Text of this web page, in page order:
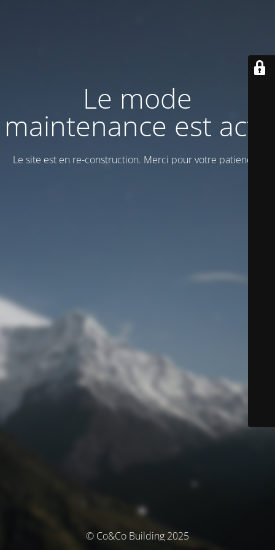
Le mode
maintenance est actif
Le site est en re-construction. Merci pour votre patience !
© Co&Co Building 2025